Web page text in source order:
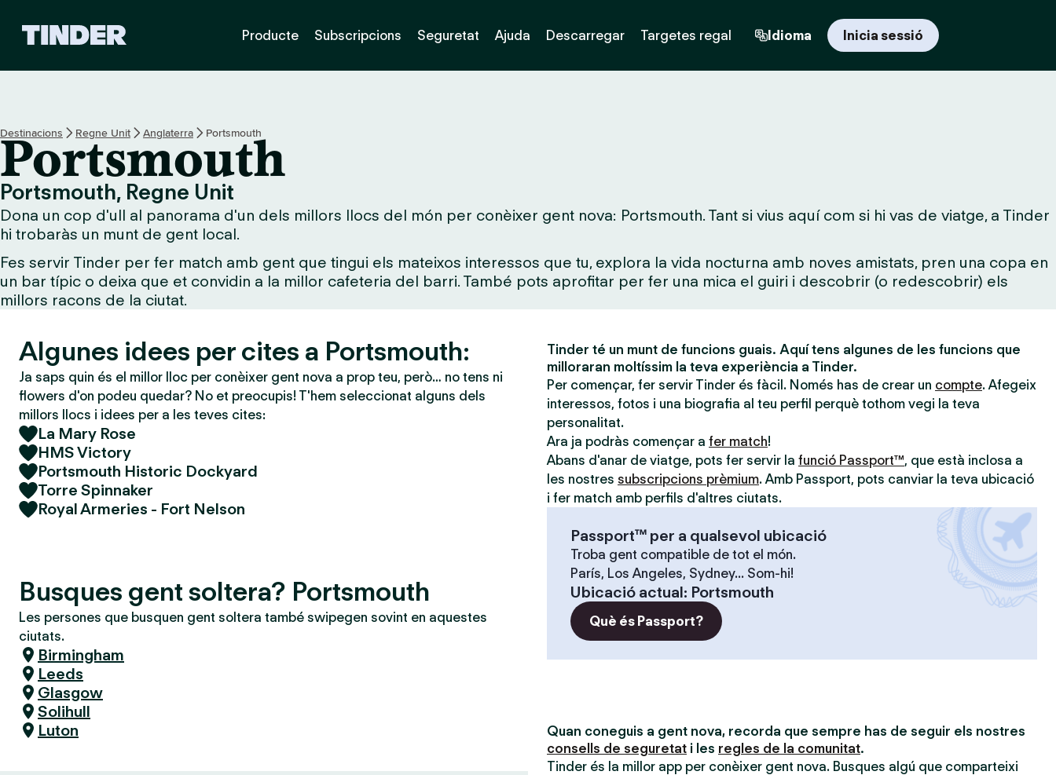
I
n
c
i
Producte Subscripcions Seguretat Ajuda Descarregar Targetes regal Idioma Inicia sessió
Destinacions Regne Unit Anglaterra Portsmouth
Portsmouth
Portsmouth, Regne Unit
Dona un cop d'ull al panorama d'un dels millors llocs del món per conèixer gent nova: Portsmouth. Tant si vius aquí com si hi vas de viatge, a Tinder
hi trobaràs un munt de gent local.
Fes servir Tinder per fer match amb gent que tingui els mateixos interessos que tu, explora la vida nocturna amb noves amistats, pren una copa en
un bar típic o deixa que et convidin a la millor cafeteria del barri. També pots aprofitar per fer una mica el guiri i descobrir (o redescobrir) els
millors racons de la ciutat.
Algunes idees per cites a Portsmouth:
Ja saps quin és el millor lloc per conèixer gent nova a prop teu, però… no tens ni
flowers d'on podeu quedar? No et preocupis! T'hem seleccionat alguns dels
millors llocs i idees per a les teves cites:
La Mary Rose
HMS Victory
Portsmouth Historic Dockyard
Torre Spinnaker
Royal Armeries - Fort Nelson
Busques gent soltera? Portsmouth
Les persones que busquen gent soltera també swipegen sovint en aquestes
ciutats.
Birmingham
Leeds
Glasgow
Solihull
Luton
Tinder té un munt de funcions guais. Aquí tens algunes de les funcions que
milloraran moltíssim la teva experiència a Tinder.
Per començar, fer servir Tinder és fàcil. Només has de crear un compte. Afegeix
interessos, fotos i una biografia al teu perfil perquè tothom vegi la teva
personalitat.
Ara ja podràs començar a fer match!
Abans d'anar de viatge, pots fer servir la funció Passport™, que està inclosa a
les nostres subscripcions prèmium. Amb Passport, pots canviar la teva ubicació
i fer match amb perfils d'altres ciutats.
Passport™ per a qualsevol ubicació
Troba gent compatible de tot el món.
París, Los Angeles, Sydney... Som-hi!
Ubicació actual: Portsmouth
Què és Passport?
Quan coneguis a gent nova, recorda que sempre has de seguir els nostres
consells de seguretat i les regles de la comunitat.
Tinder és la millor app per conèixer gent nova. Busques algú que comparteixi